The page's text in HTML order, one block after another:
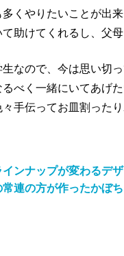
くやりたいことが出
助けてくれるし、父
なので、今は思い切
べく一緒にいてあげ
手伝ってお皿割った
ンナップが変わるデ
連の方が作ったかぼ